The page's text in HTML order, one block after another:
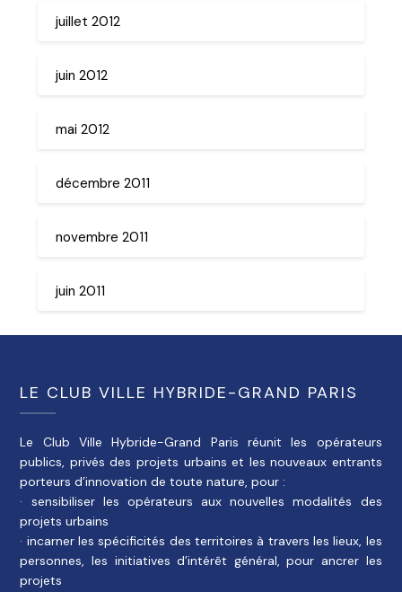
juillet 2012
juin 2012
mai 2012
décembre 2011
novembre 2011
juin 2011
LE CLUB VILLE HYBRIDE-GRAND PARIS
Le Club Ville Hybride-Grand Paris réunit les opérateurs
publics, privés des projets urbains et les nouveaux entrants
porteurs d’innovation de toute nature, pour :
· sensibiliser les opérateurs aux nouvelles modalités des
projets urbains
· incarner les spécificités des territoires à travers les lieux, les
personnes, les initiatives d’intérêt général, pour ancrer les
projets